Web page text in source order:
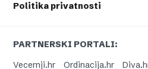
Politika privatnosti
PARTNERSKI PORTALI:
Vecernji.hr
Ordinacija.hr